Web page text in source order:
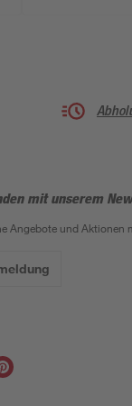
mit unserem
Angebote und Aktionen